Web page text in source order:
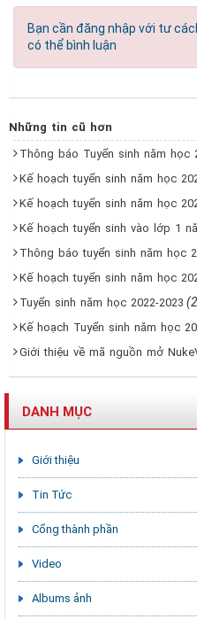
Bạn cần đăng nhập với tư
có thể bình luận
Những tin cũ hơn
Thông báo Tuyển sinh năm học
Kế hoạch tuyển sinh năm học
Kế hoạch tuyển sinh năm học
Kế hoạch tuyển sinh vào lớp 1
Thông báo tuyển sinh năm học
Kế hoạch tuyển sinh năm học
Tuyển sinh năm học 2022-2023
Kế hoạch Tuyển sinh năm học
Giới thiệu về mã nguồn mở
DANH MỤC
Giới thiệu
Tin Tức
Cổng thành phần
Video
Albums ảnh